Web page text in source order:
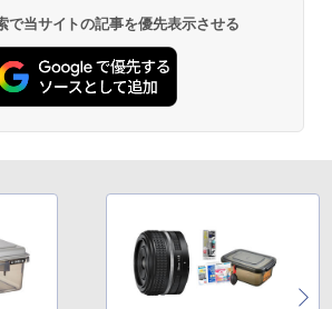
で当サイトの記事を優先表示させる